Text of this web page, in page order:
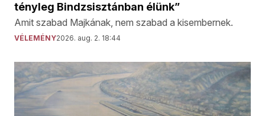
tényleg Bindzsisztánban élünk”
Amit szabad Majkának, nem szabad a kisembernek.
VÉLEMÉNY2026. aug. 2. 18:44